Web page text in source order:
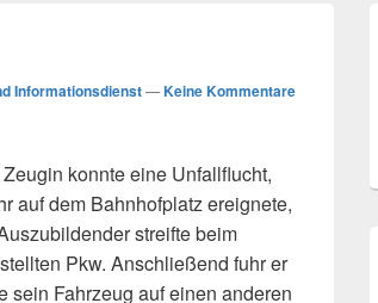
Informationsdienst—Keine Kommentare
konnte eine Unfallflucht,
auf dem Bahnhofplatz ereignete,
streifte beim
Pkw. Anschließend fuhr er
sein Fahrzeug auf einen anderen